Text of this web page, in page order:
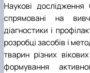
Наукові
спрямовані на
діагностики і
розробці засобів і
тварин різних
формування